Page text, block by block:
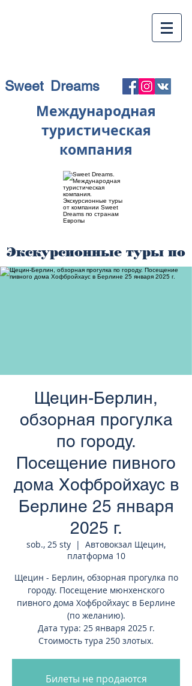
Sweet Dreams
Международная
туристическая
компания
Экскурсионные туры по
странам Европы
Щецин-Берлин,
обзорная прогулка
по городу.
Посещение пивного
дома Хофбройхаус в
Берлине 25 января
2025 г.
sob., 25 sty
  |
Автовокзал Щецин,
платформа 10
Щецин - Берлин, обзорная прогулка по
городу. Посещение мюнхенского
пивного дома Хофбройхаус в Берлине
(по желанию).
Дата тура: 25 января 2025 г.
Стоимость тура 250 злотых.
Билеты не продаются